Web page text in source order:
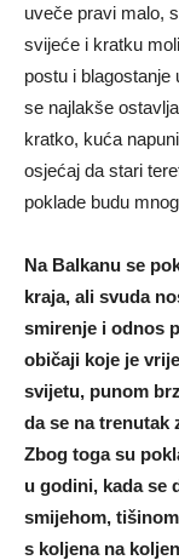
uveče pravi malo,
svijeće i kratku
postu i
se najlakše
kratko, kuća
osjećaj da stari
poklade budu
Na Balkanu se
kraja, ali svuda
smirenje i odnos
običaji koje je
svijetu, punom
da se na trenutak
Zbog toga su
u godini, kada se
smijehom,
s koljena na